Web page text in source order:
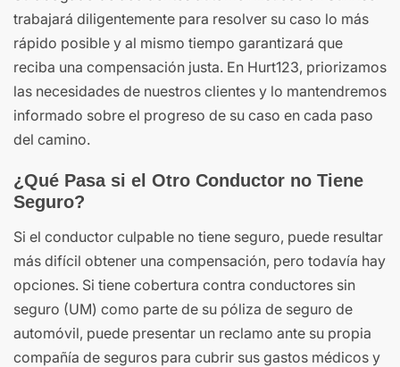
trabajará diligentemente para resolver su caso lo más
rápido posible y al mismo tiempo garantizará que
reciba una compensación justa. En Hurt123, priorizamos
las necesidades de nuestros clientes y lo mantendremos
informado sobre el progreso de su caso en cada paso
del camino.
¿Qué Pasa si el Otro Conductor no Tiene
Seguro?
Si el conductor culpable no tiene seguro, puede resultar
más difícil obtener una compensación, pero todavía hay
opciones. Si tiene cobertura contra conductores sin
seguro (UM) como parte de su póliza de seguro de
automóvil, puede presentar un reclamo ante su propia
compañía de seguros para cubrir sus gastos médicos y